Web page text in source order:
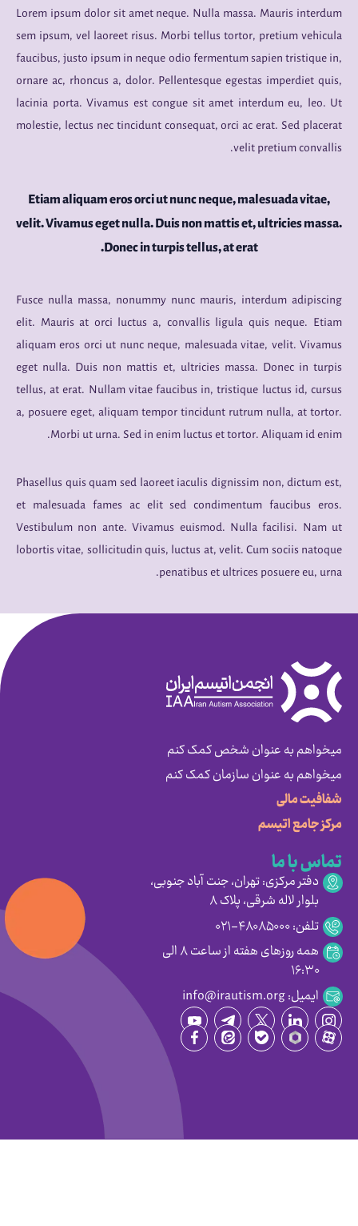
Lorem ipsum dolor sit amet neque. Nulla massa. Mauris interdum
sem ipsum, vel laoreet risus. Morbi tellus tortor, pretium vehicula
faucibus, justo ipsum in neque odio fermentum sapien tristique in,
ornare ac, rhoncus a, dolor. Pellentesque egestas imperdiet quis,
lacinia porta. Vivamus est congue sit amet interdum eu, leo. Ut
molestie, lectus nec tincidunt consequat, orci ac erat. Sed placerat
velit pretium convallis.
Etiam aliquam eros orci ut nunc neque, malesuada vitae,
velit. Vivamus eget nulla. Duis non mattis et, ultricies massa.
Donec in turpis tellus, at erat.
Fusce nulla massa, nonummy nunc mauris, interdum adipiscing
elit. Mauris at orci luctus a, convallis ligula quis neque. Etiam
aliquam eros orci ut nunc neque, malesuada vitae, velit. Vivamus
eget nulla. Duis non mattis et, ultricies massa. Donec in turpis
tellus, at erat. Nullam vitae faucibus in, tristique luctus id, cursus
a, posuere eget, aliquam tempor tincidunt rutrum nulla, at tortor.
Morbi ut urna. Sed in enim luctus et tortor. Aliquam id enim.
Phasellus quis quam sed laoreet iaculis dignissim non, dictum est,
et malesuada fames ac elit sed condimentum faucibus eros.
Vestibulum non ante. Vivamus euismod. Nulla facilisi. Nam ut
lobortis vitae, sollicitudin quis, luctus at, velit. Cum sociis natoque
penatibus et ultrices posuere eu, urna.
میخواهم به عنوان شخص کمک کنم
میخواهم به عنوان سازمان کمک کنم
شفافیت مالی
مرکز جامع اتیسم
تماس با ما
دفتر مرکزی: تهران، جنت آباد جنوبی،
بلوار لاله شرقی، پلاک ۸
تلفن: ۴۸۰۸۵۰۰۰-۰۲۱
همه روزهای هفته از ساعت ۸ الی
۱۶:۳۰
ایمیل: info@irautism.org